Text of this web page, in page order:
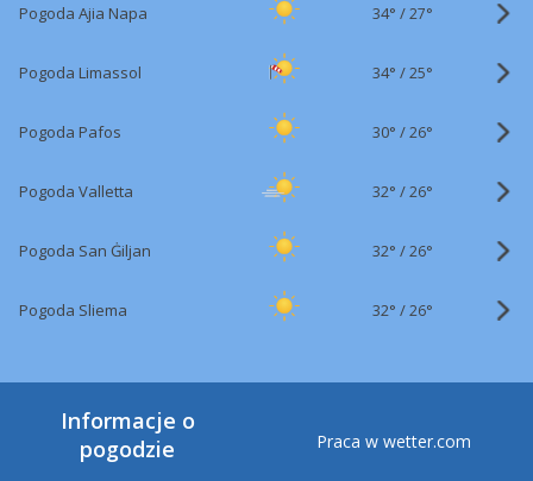
Pogoda Ajia Napa 34° /27°
Pogoda Limassol 34° /25°
Pogoda Pafos 30° /26°
Pogoda Valletta 32° /26°
Pogoda San Ġiljan 32° /26°
Pogoda Sliema 32° /26°
Informacje o
pogodzie
Praca w wetter.com